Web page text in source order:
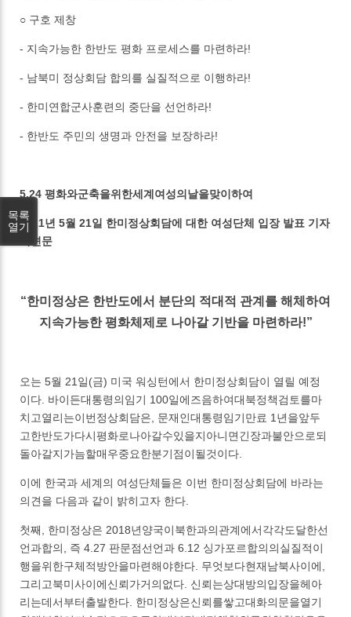
○ 구호 제창
- 지속가능한 한반도 평화 프로세스를 마련하라!
- 남북미 정상회담 합의를 실질적으로 이행하라!
- 한미연합군사훈련의 중단을 선언하라!
- 한반도 주민의 생명과 안전을 보장하라!
5.24 평화와군축을위한세계여성의날을맞이하여
2021년 5월 21일 한미정상회담에 대한 여성단체 입장 발표 기자
회견문
“한미정상은 한반도에서 분단의 적대적 관계를 해체하여
지속가능한 평화체제로 나아갈 기반을 마련하라!”
오는 5월 21일(금) 미국 워싱턴에서 한미정상회담이 열릴 예정
이다. 바이든대통령의임기 100일에즈음하여대북정책검토를마
치고열리는이번정상회담은, 문재인대통령임기만료 1년을앞두
고한반도가다시평화로나아갈수있을지아니면긴장과불안으로되
돌아갈지가늠할매우중요한분기점이될것이다.
이에 한국과 세계의 여성단체들은 이번 한미정상회담에 바라는
의견을 다음과 같이 밝히고자 한다.
첫째, 한미정상은 2018년양국이북한과의관계에서각각도달한선
언과합의, 즉 4.27 판문점선언과 6.12 싱가포르합의의실질적이
행을위한구체적방안을마련해야한다. 무엇보다현재남북사이에,
그리고북미사이에신뢰가거의없다. 신뢰는상대방의입장을헤아
리는데서부터출발한다. 한미정상은신뢰를쌓고대화의문을열기
목록
열기